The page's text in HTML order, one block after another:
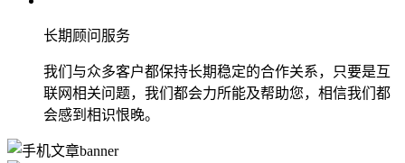
长期顾问服务
我们与众多客户都保持长期稳定的合作关系，只要是互
联网相关问题，我们都会力所能及帮助您，相信我们都
会感到相识恨晚。